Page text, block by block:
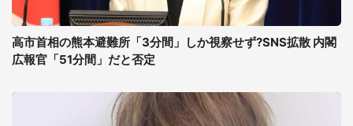
高市首相の熊本避難所「3分間」しか視察せず?SNS拡散 内閣
広報官「51分間」だと否定